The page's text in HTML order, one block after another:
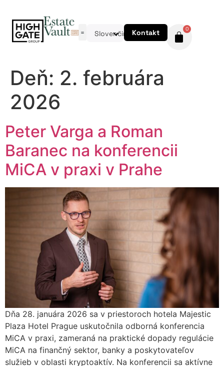
Slovenčina Kontakt 0
Deň: 2. februára
2026
Peter Varga a Roman
Baranec na konferencii
MiCA v praxi v Prahe
Dňa 28. januára 2026 sa v priestoroch hotela Majestic
Plaza Hotel Prague uskutočnila odborná konferencia
MiCA v praxi, zameraná na praktické dopady regulácie
MiCA na finančný sektor, banky a poskytovateľov
služieb v oblasti kryptoaktív. Na konferencii sa aktívne